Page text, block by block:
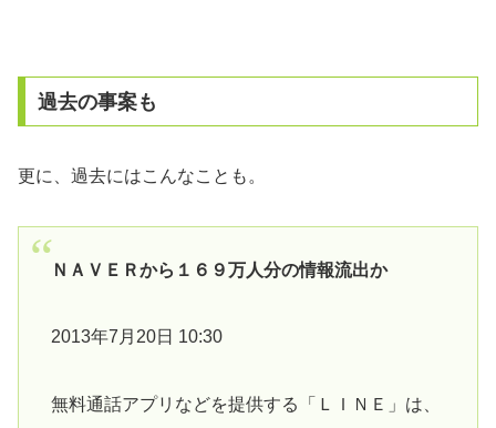
過去の事案も
更に、過去にはこんなことも。
ＮＡＶＥＲから１６９万人分の情報流出か
2013年7月20日 10:30
無料通話アプリなどを提供する「ＬＩＮＥ」は、